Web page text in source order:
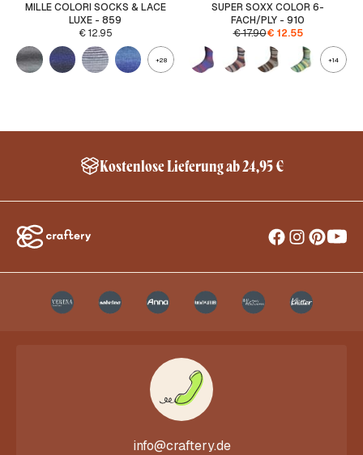
MILLE COLORI SOCKS & LACE
LUXE - 859
€12.95
+28
SUPER SOXX COLOR 6-
FACH/PLY - 910
€17.90€ 12.55
+14
Kostenlose Lieferung ab 24,95 €
info@craftery.de